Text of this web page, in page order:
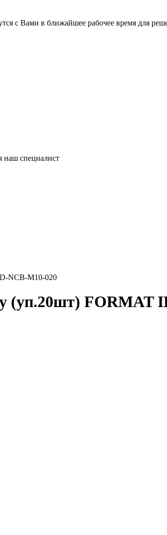
с Вами в ближайшее рабочее время для
наш специалист
NCB-M10-020
(уп.20шт) FORMAT